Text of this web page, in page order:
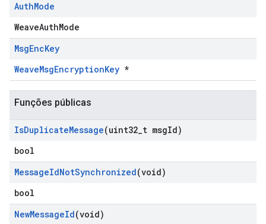
AuthMode
WeaveAuthMode
MsgEncKey
WeaveMsgEncryptionKey *
Funções públicas
IsDuplicateMessage(uint32 t msgId)
bool
MessageIdNotSynchronized(void)
bool
NewMessageId(void)